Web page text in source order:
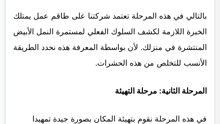
بالتالي في هذه المرحلة تعتمد شركتنا على طاقم عمل يمتلك
الخبرة اللازمة لكشف السلوك الفعلي لمستمرة النمل الأبيض
المنتشرة في منزلك. لأن بواسطة المعرفة هذه نحدد الطريقة
الأنسب للتخلص من هذه الحشرات.
المرحلة الثانية: مرحلة التهيئة
في هذه المرحلة نقوم بتهيئة المكان بصورة جيدة تمهيدا